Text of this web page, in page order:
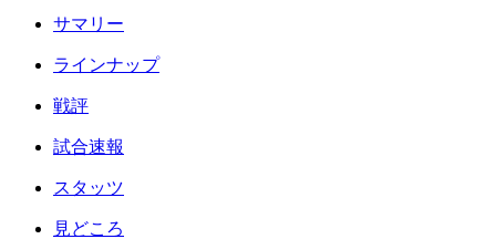
サマリー
ラインナップ
戦評
試合速報
スタッツ
見どころ